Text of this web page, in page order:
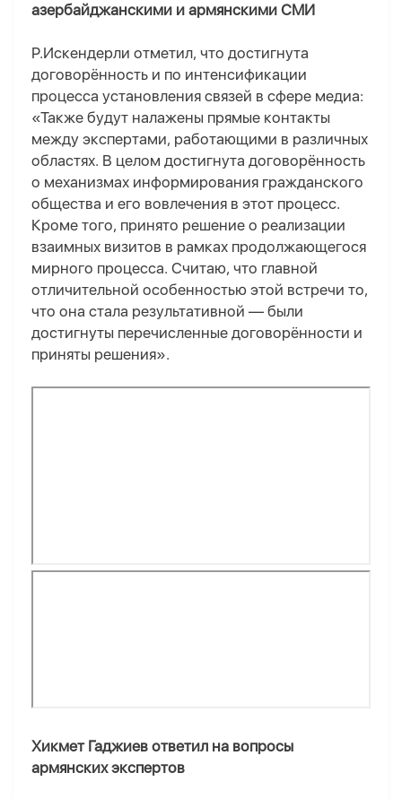
азербайджанскими и армянскими СМИ
Р.Искендерли отметил, что достигнута
договорённость и по интенсификации
процесса установления связей в сфере медиа:
«Также будут налажены прямые контакты
между экспертами, работающими в различных
областях. В целом достигнута договорённость
о механизмах информирования гражданского
общества и его вовлечения в этот процесс.
Кроме того, принято решение о реализации
взаимных визитов в рамках продолжающегося
мирного процесса. Считаю, что главной
отличительной особенностью этой встречи то,
что она стала результативной — были
достигнуты перечисленные договорённости и
приняты решения».
Хикмет Гаджиев ответил на вопросы
армянских экспертов